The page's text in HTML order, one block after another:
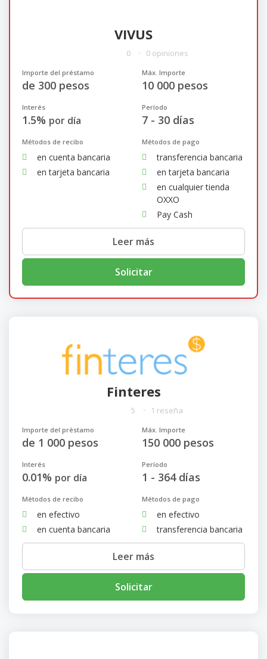
VIVUS
0 0 opiniones
Importe del préstamo
de 300 pesos
Máx. Importe
10 000 pesos
Interés
1.5% por día
Período
7 - 30 días
Métodos de recibo
en cuenta bancaria
en tarjeta bancaria
Métodos de pago
transferencia bancaria
en tarjeta bancaria
en cualquier tienda
OXXO
Pay Cash
Leer más
Solicitar
Finteres
5 1 reseña
Importe del préstamo
de 1 000 pesos
Máx. Importe
150 000 pesos
Interés
0.01% por día
Período
1 - 364 días
Métodos de recibo
en efectivo
en cuenta bancaria
Métodos de pago
en efectivo
transferencia bancaria
Leer más
Solicitar